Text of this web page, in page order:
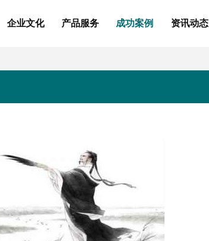
企业文化 产品服务 成功案例 资讯动态